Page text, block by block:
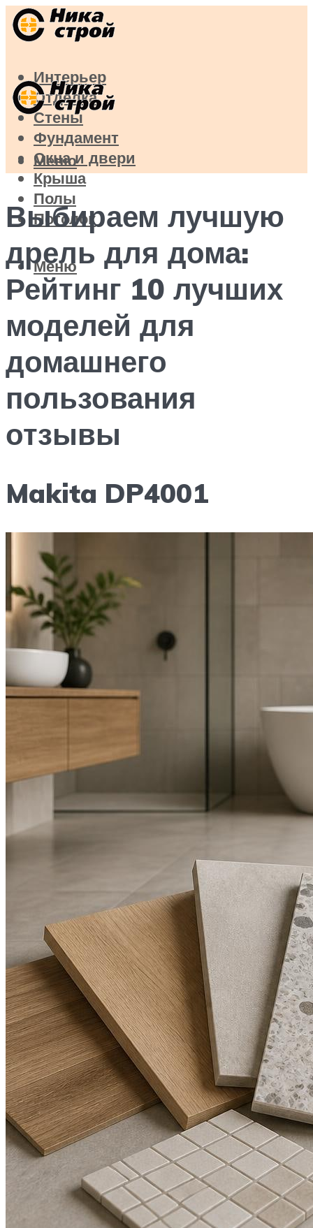
Интерьер
Отделка
Стены
Фундамент
Окна и двери
Крыша
Полы
Потолок
Меню
Меню
Выбираем лучшую
дрель для дома:
Рейтинг 10 лучших
моделей для
домашнего
пользования
отзывы
Makita DP4001